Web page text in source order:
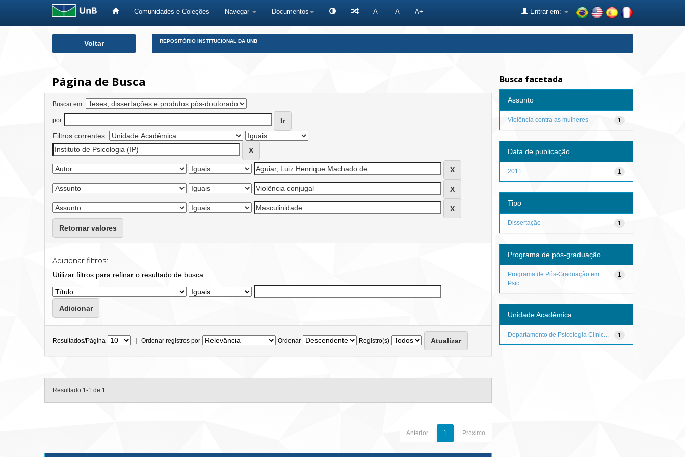
Comunidades e Coleções Navegar Documentos A- A A+ Entrar em:
Voltar REPOSITÓRIO INSTITUCIONAL DA UNB
Página de Busca
Buscar em:
por
Filtros correntes:
Retornar valores
Adicionar filtros:
Utilizar filtros para refinar o resultado de busca.
Resultados/Página | Ordenar registros por Ordenar Registro(s)
Resultado 1-1 de 1.
Anterior 1 Próximo
Busca facetada
Assunto
1
Violência contra as mulheres
Data de publicação
1
2011
Tipo
1
Dissertação
Programa de pós-graduação
1
Programa de Pós-Graduação em
Psic...
Unidade Acadêmica
1
Departamento de Psicologia Clínic...